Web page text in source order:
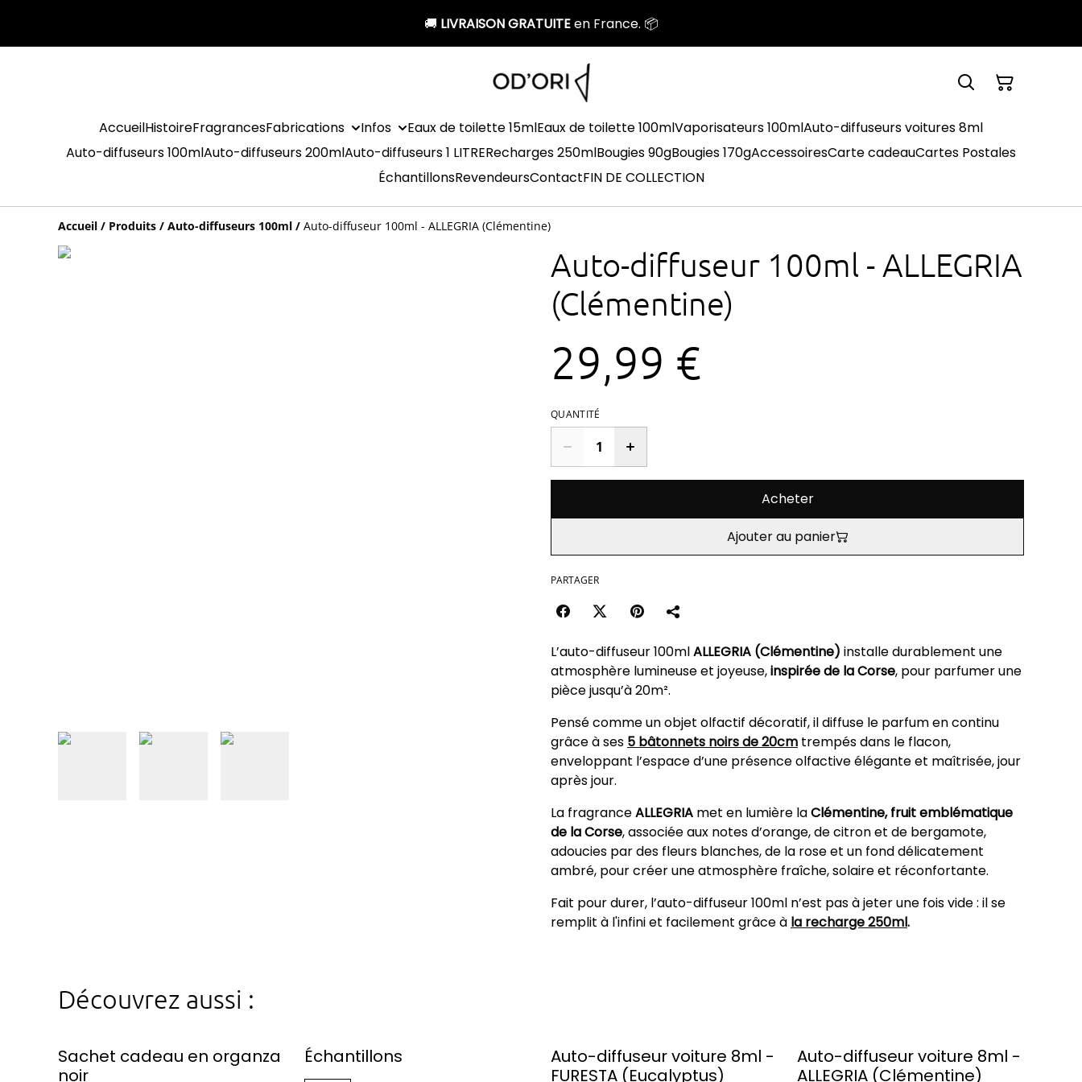
🚚 LIVRAISON GRATUITEen France. 📦
AccueilHistoireFragrancesFabrications Infos Eaux de toilette 15mlEaux de toilette 100mlVaporisateurs 100mlAuto-diffuseurs voitures 8ml
Auto-diffuseurs 100mlAuto-diffuseurs 200mlAuto-diffuseurs 1 LITRERecharges 250mlBougies 90gBougies 170gAccessoiresCarte cadeauCartes Postales
ÉchantillonsRevendeursContactFIN DE COLLECTION
Accueil / Produits / Auto-diffuseurs 100ml / Auto-diffuseur 100ml - ALLEGRIA (Clémentine)
Auto-diffuseur 100ml - ALLEGRIA
(Clémentine)
29,99 €
QUANTITÉ
Acheter
Ajouter au panier
PARTAGER
L’auto-diffuseur 100mlALLEGRIA (Clémentine) installe durablement une
atmosphère lumineuse et joyeuse,inspirée de la Corse, pour parfumer une
pièce jusqu’à 20m².
Pensé comme un objet olfactif décoratif, il diffuse le parfum en continu
grâce à ses 5 bâtonnets noirs de 20cm trempés dans le flacon,
enveloppant l’espace d’une présence olfactive élégante et maîtrisée, jour
après jour.
La fragranceALLEGRIA met en lumière laClémentine, fruit emblématique
de la Corse, associée aux notes d’orange, de citron et de bergamote,
adoucies par des fleurs blanches, de la rose et un fond délicatement
ambré, pour créer une atmosphère fraîche, solaire et réconfortante.
Fait pour durer, l’auto-diffuseur 100ml n’est pas à jeter une fois vide : il se
remplit à l'infini et facilement grâce à la recharge 250ml.
Découvrez aussi :
Sachet cadeau en organza
noir
Échantillons
Auto-diffuseur voiture 8ml -
FURESTA (Eucalyptus)
Auto-diffuseur voiture 8ml -
ALLEGRIA (Clémentine)